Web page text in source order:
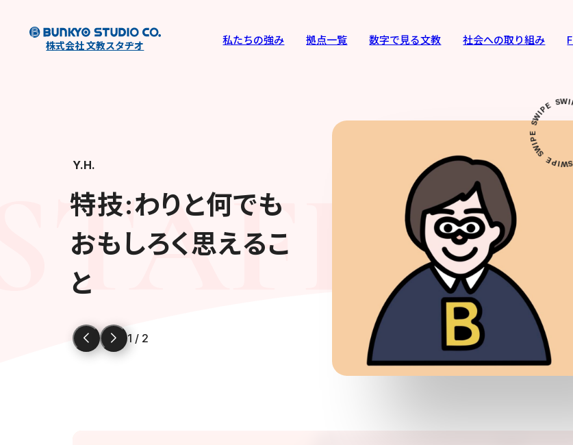
株式会社 文教スタヂオ 私たちの強み 拠点一覧 数字で見る文教 社会への取り組み
Y.H.
特技:わりと何でも
おもしろく思えるこ
と
1 / 2
S
W
I
P
E
S
W
I
P
S
W
IP
E SW